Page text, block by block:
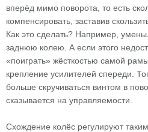
вперёд мимо поворота, то есть
компенсировать, заставив
Как это сделать? Например,
заднюю колею. А если этого
«поиграть» жёсткостью самой
крепление усилителей спереди.
больше скручиваться винтом в
сказывается на управляемости.
Схождение колёс регулируют